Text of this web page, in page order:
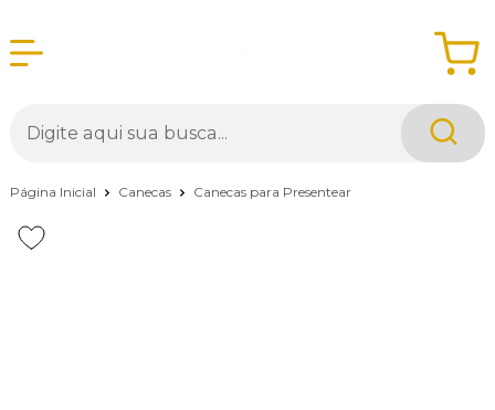
Página Inicial Canecas Canecas para Presentear